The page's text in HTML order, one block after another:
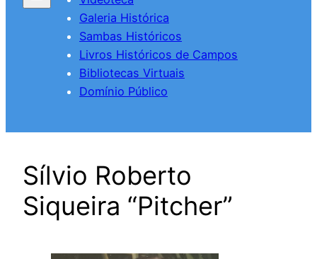
Galeria Histórica
Sambas Históricos
Livros Históricos de Campos
Bibliotecas Virtuais
Domínio Público
Sílvio Roberto
Siqueira “Pitcher”